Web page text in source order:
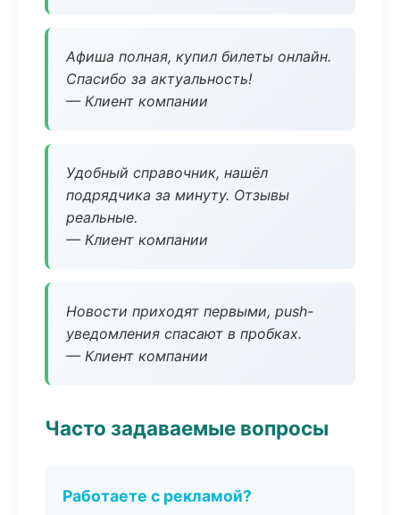
Афиша полная, купил билеты онлайн.
Спасибо за актуальность!
— Клиент компании
Удобный справочник, нашёл
подрядчика за минуту. Отзывы
реальные.
— Клиент компании
Новости приходят первыми, push-
уведомления спасают в пробках.
— Клиент компании
Часто задаваемые вопросы
Работаете с рекламой?